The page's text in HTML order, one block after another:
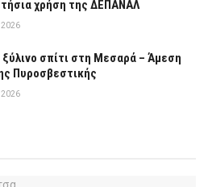
χρήση της ΔΕΠΑΝΑΛ
σπίτι στη Μεσαρά – Άμεση
Πυροσβεστικής